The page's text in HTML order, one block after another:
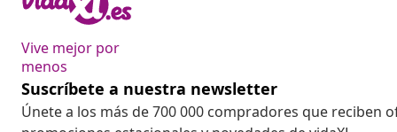
Vive mejor por
menos
Suscríbete a nuestra newsletter
Únete a los más de 700 000 compradores que reciben